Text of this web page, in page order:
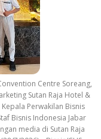
Centre Soreang,
Sutan Raja Hotel &
Perwakilan Bisnis
Bisnis Indonesia Jabar
media di Sutan Raja